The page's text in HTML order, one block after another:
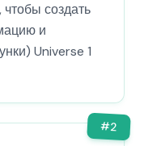
создать
и
Universe 1
#2